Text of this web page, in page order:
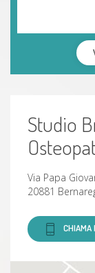
Colon
Colpo
Studio
Via Papa
20881
CHIAMA